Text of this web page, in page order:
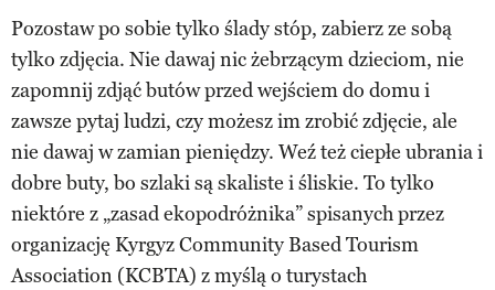
Pozostaw po sobie tylko ślady stóp, zabierz ze sobą
tylko zdjęcia. Nie dawaj nic żebrzącym dzieciom, nie
zapomnij zdjąć butów przed wejściem do domu i
zawsze pytaj ludzi, czy możesz im zrobić zdjęcie, ale
nie dawaj w zamian pieniędzy. Weź też ciepłe ubrania i
dobre buty, bo szlaki są skaliste i śliskie. To tylko
niektóre z „zasad ekopodróżnika” spisanych przez
organizację Kyrgyz Community Based Tourism
Association (KCBTA) z myślą o turystach